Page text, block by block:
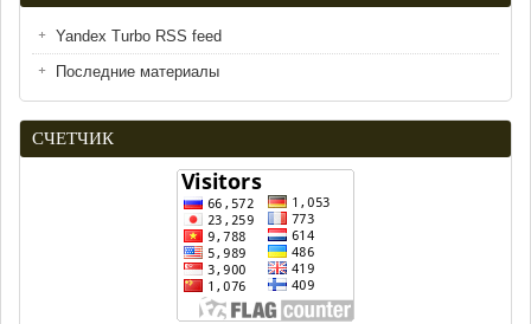
Yandex Turbo RSS feed
Последние материалы
СЧЕТЧИК